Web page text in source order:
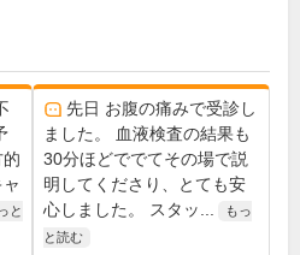
と
先日 お腹の痛みで受診し
ました。 血液検査の結果も
30分ほどででてその場で説
明してくださり、とても安
心しました。 スタッ...
もっ
と読む